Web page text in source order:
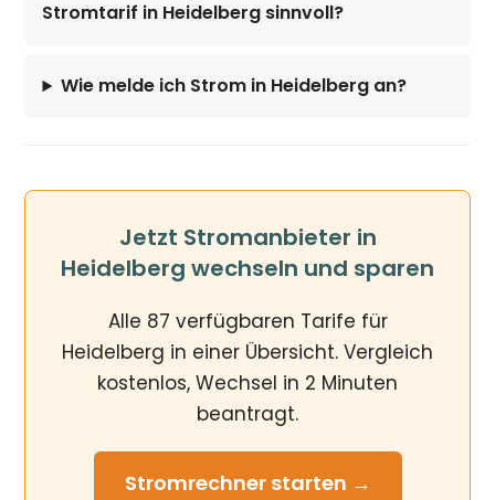
Stromtarif in Heidelberg sinnvoll?
Wie melde ich Strom in Heidelberg an?
Jetzt Stromanbieter in
Heidelberg wechseln und sparen
Alle 87 verfügbaren Tarife für
Heidelberg in einer Übersicht. Vergleich
kostenlos, Wechsel in 2 Minuten
beantragt.
Stromrechnerstarten →